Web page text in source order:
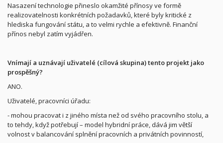
Nasazení technologie přineslo okamžité přínosy ve formě
realizovatelnosti konkrétních požadavků, které byly kritické z
hlediska fungování státu, a to velmi rychle a efektivně. Finanční
přínos nebyl zatím vyjádřen.
Vnímají a uznávají uživatelé (cílová skupina) tento projekt jako
prospěšný?
ANO.
Uživatelé, pracovníci úřadu:
- mohou pracovat i z jiného místa než od svého pracovního stolu, a
to tehdy, když potřebují – model hybridní práce, dává jim větší
volnost v balancování splnění pracovních a privátních povinností,